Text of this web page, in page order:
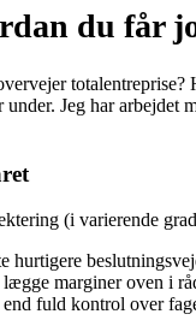
du får
Jeg har
(i varierende
hurtigere
marginer oven i
fuld kontrol over